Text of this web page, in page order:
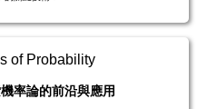
of Probability
率論的前沿與應用